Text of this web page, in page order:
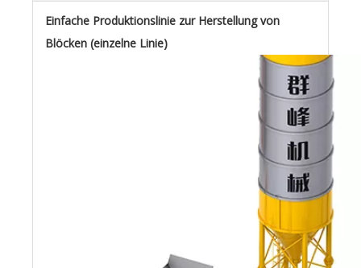
Einfache Produktionslinie zur Herstellung von
Blöcken (einzelne Linie)